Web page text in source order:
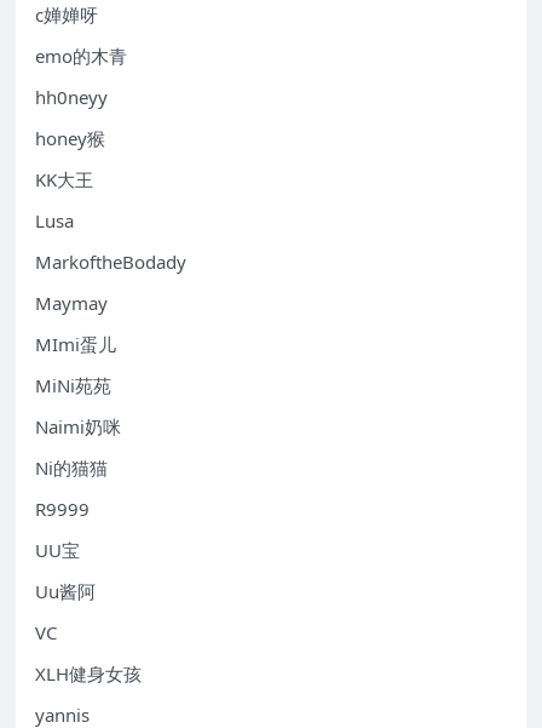
c婵婵呀
emo的木青
hh0neyy
honey猴
KK大王
Lusa
MarkoftheBodady
Maymay
MImi蛋儿
MiNi苑苑
Naimi奶咪
Ni的猫猫
R9999
UU宝
Uu酱阿
VC
XLH健身女孩
yannis